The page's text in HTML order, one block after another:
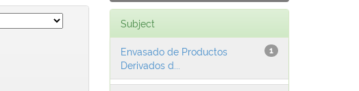
Subject
1
Envasado de Productos
Derivados d...